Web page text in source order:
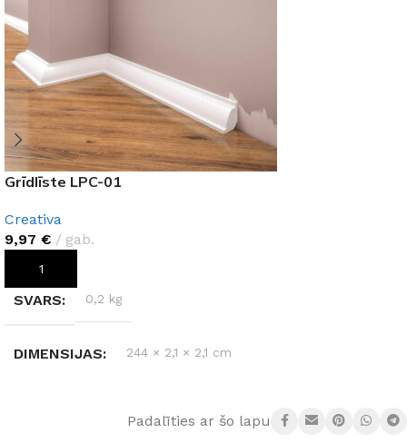
Grīdlīste LPC-01
Creativa
9,97 € gab.
PIEVIENOT GROZAM
SVARS 0,2 kg
DIMENSIJAS 244 × 2,1 × 2,1 cm
Padalīties ar šo lapu: